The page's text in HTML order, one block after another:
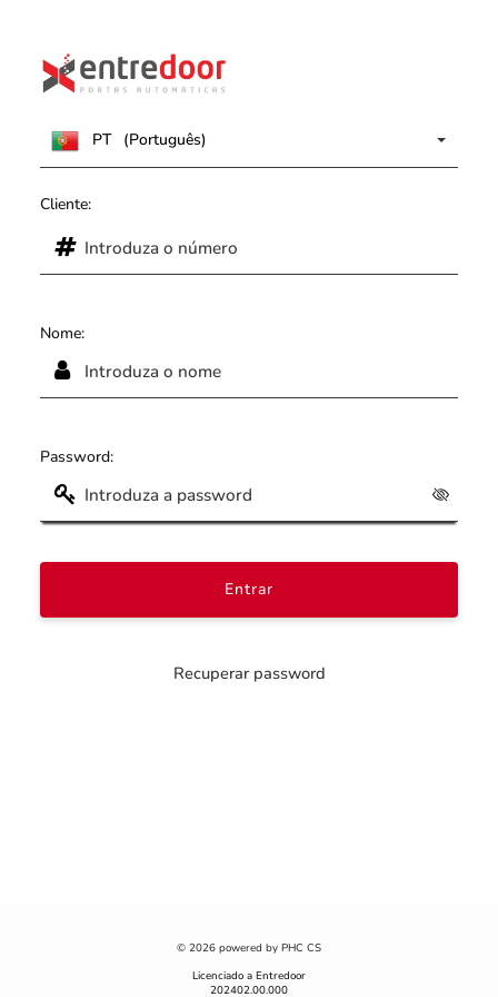
PT (Português)
Cliente:
Nome:
Password:
Recuperar password
© 2026 powered by PHC CS
Licenciado a Entredoor
202402.00.000